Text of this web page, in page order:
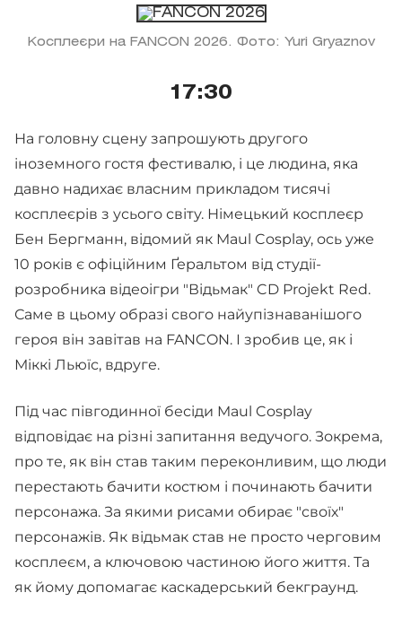
Косплеєри на FANCON 2026. Фото: Yuri Gryaznov
17:30
На головну сцену запрошують другого
іноземного гостя фестивалю, і це людина, яка
давно надихає власним прикладом тисячі
косплеєрів з усього світу. Німецький косплеєр
Бен Бергманн, відомий як Maul Cosplay, ось уже
10 років є офіційним Ґеральтом від студії-
розробника відеоігри "Відьмак" CD Projekt Red.
Саме в цьому образі свого найупізнаванішого
героя він завітав на FANCON. І зробив це, як і
Міккі Льюїс, вдруге.
Під час півгодинної бесіди Maul Cosplay
відповідає на різні запитання ведучого. Зокрема,
про те, як він став таким переконливим, що люди
перестають бачити костюм і починають бачити
персонажа. За якими рисами обирає "своїх"
персонажів. Як відьмак став не просто черговим
косплеєм, а ключовою частиною його життя. Та
як йому допомагає каскадерський бекграунд.